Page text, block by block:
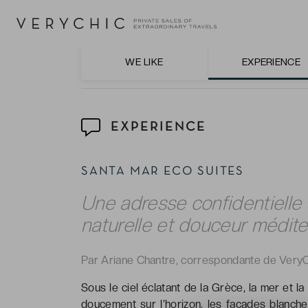
WE LIKE EXPERIENCE
pour pouvoir profiter du séjour jusqu’au
EXPERIENCE
SANTA MAR ECO SUITES
Une adresse
naturelle et douceur
Par Ariane Chantre, correspondante de
Sous le ciel éclatant de la Grèce, la mer et
doucement sur l’horizon, les façades